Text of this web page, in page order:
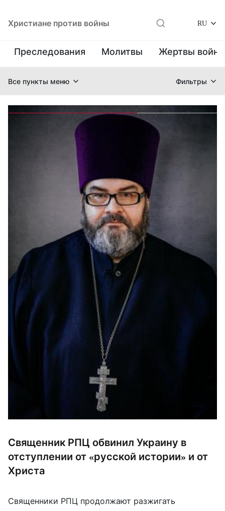
Христиане против войны RU
Преследования Молитвы Жертвы
Все пункты меню Фильтры
Священник РПЦ обвинил Украину в
отступлении от «русской истории» и от
Христа
Священники РПЦ продолжают разжигать